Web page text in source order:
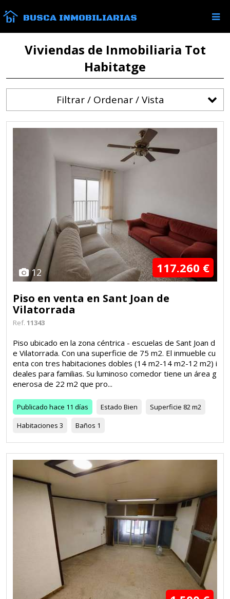
BUSCA INMOBILIARIAS
Viviendas de Inmobiliaria Tot
Habitatge
Filtrar / Ordenar / Vista
12 117.260 €
Piso en venta en Sant Joan de
Vilatorrada
Ref. 11343
Piso ubicado en la zona céntrica - escuelas de Sant Joan d
e Vilatorrada. Con una superficie de 75 m2. El inmueble cu
enta con tres habitaciones dobles (14 m2-14 m2-12 m2) i
deales para familias. Su luminoso comedor tiene un área g
enerosa de 22 m2 que pro...
Publicado hace 11 días Estado Bien Superficie 82 m2
Habitaciones 3 Baños 1